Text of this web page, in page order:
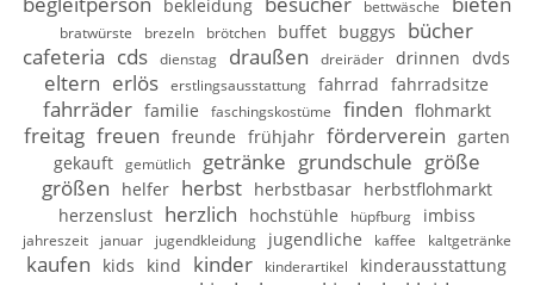
bekleidung bettwäsche
bratwürste brezeln brötchen buffet buggys
bücher
cafeteria cds dienstag draußen dreiräder drinnen dvds
eltern erlös erstlingsausstattung fahrrad fahrradsitze
fahrräder familie faschingskostüme finden flohmarkt
freitag freuen freunde frühjahr förderverein garten
gekauft
gemütlich getränke grundschule größe
größen
helfer herbst herbstbasar herbstflohmarkt
herzenslust herzlich hochstühle hüpfburg imbiss
jahreszeit januar jugendkleidung jugendliche kaffee kaltgetränke
kaufen kids kind kinder kinderartikel kinderausstattung